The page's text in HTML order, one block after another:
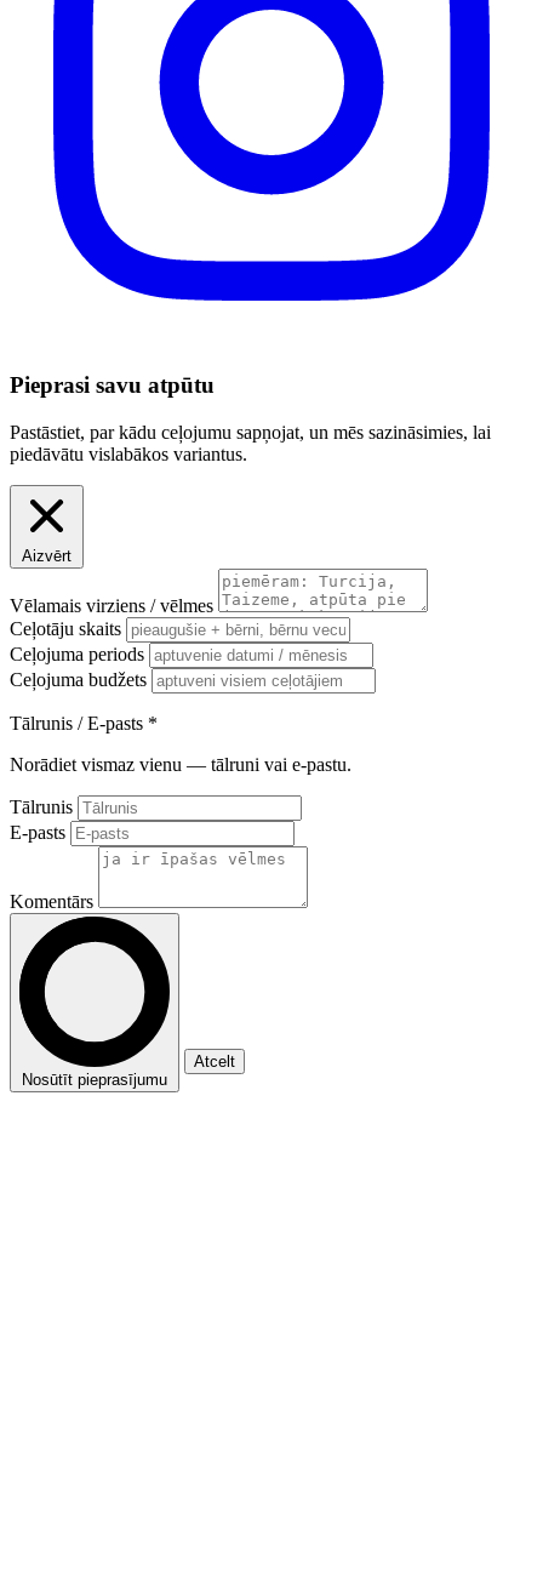
Pieprasi savu atpūtu
Pastāstiet, par kādu ceļojumu sapņojat, un mēs sazināsimies, lai
piedāvātu vislabākos variantus.
Aizvērt
Vēlamais virziens / vēlmes
Ceļotāju skaits
Ceļojuma periods
Ceļojuma budžets
Tālrunis / E-pasts *
Norādiet vismaz vienu — tālruni vai e-pastu.
Tālrunis
E-pasts
Komentārs
Nosūtīt pieprasījumu
Atcelt